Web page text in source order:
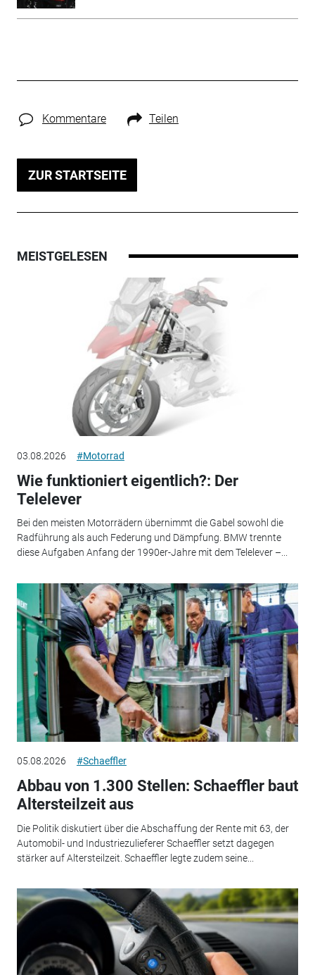
Kommentare Teilen
ZUR STARTSEITE
MEISTGELESEN
03.08.2026 #Motorrad
Wie funktioniert eigentlich?: Der
Telelever
Bei den meisten Motorrädern übernimmt die Gabel sowohl die
Radführung als auch Federung und Dämpfung. BMW trennte
diese Aufgaben Anfang der 1990er-Jahre mit dem Telelever –...
05.08.2026 #Schaeffler
Abbau von 1.300 Stellen: Schaeffler baut
Altersteilzeit aus
Die Politik diskutiert über die Abschaffung der Rente mit 63, der
Automobil- und Industriezulieferer Schaeffler setzt dagegen
stärker auf Altersteilzeit. Schaeffler legte zudem seine...